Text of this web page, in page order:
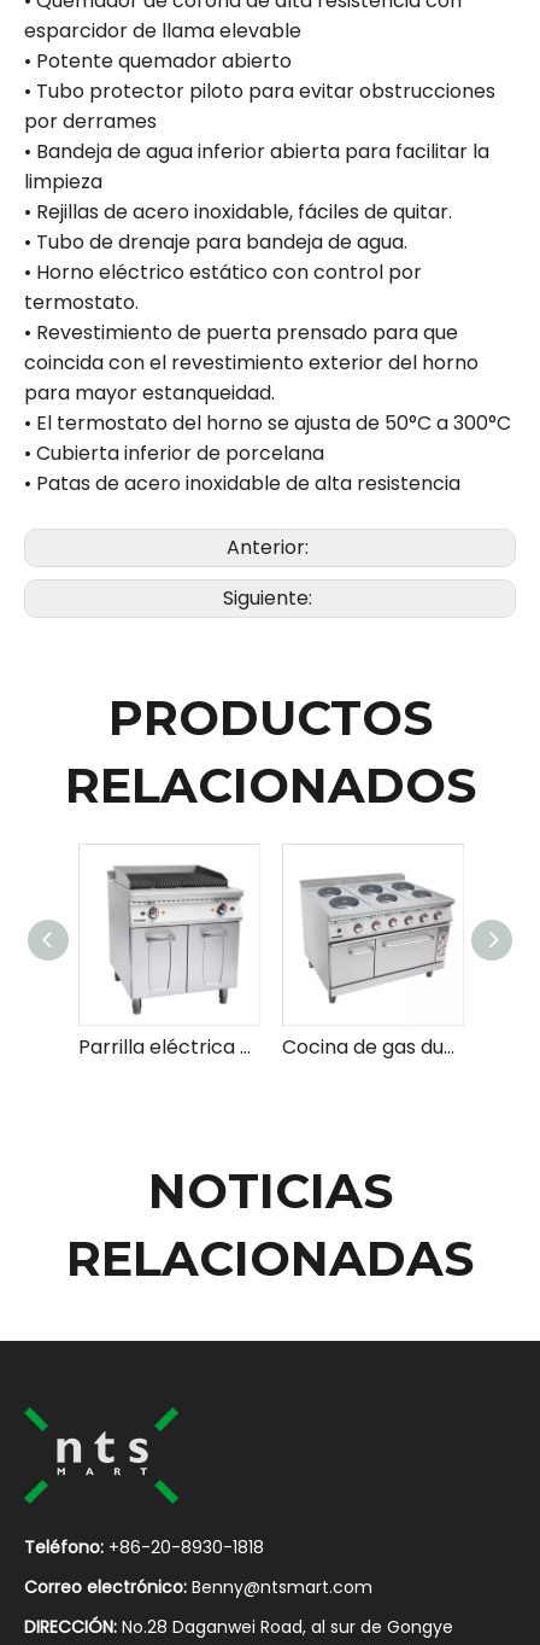
esparcidor de llama elevable
• Potente quemador abierto
• Tubo protector piloto para evitar obstrucciones
por derrames
• Bandeja de agua inferior abierta para facilitar la
limpieza
• Rejillas de acero inoxidable, fáciles de quitar.
• Tubo de drenaje para bandeja de agua.
• Horno eléctrico estático con control por
termostato.
• Revestimiento de puerta prensado para que
coincida con el revestimiento exterior del horno
para mayor estanqueidad.
• El termostato del horno se ajusta de 50°C a 300°C
• Cubierta inferior de porcelana
• Patas de acero inoxidable de alta resistencia
Anterior:
Siguiente:
PRODUCTOS
RELACIONADOS
Parrilla eléctrica de roca de lava con gabinete Cocina de gas duradera con placa caliente y temperatura ajustable para todas sus necesidades de cocina
NOTICIAS
RELACIONADAS
Teléfono: +86-20-8930-1818
Correo electrónico: Benny@ntsmart.com
DIRECCIÓN: No.28 Daganwei Road, al sur de Gongye